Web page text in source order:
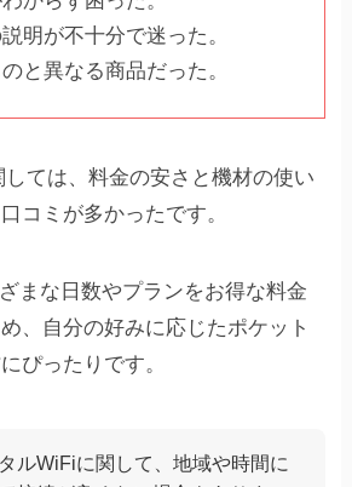
明が不十分で迷った。
と異なる商品だった。
ては、料金の安さと機材の使い
コミが多かったです。
まな日数やプランをお得な料金
、自分の好みに応じたポケット
ぴったりです。
ルWiFiに関して、地域や時間に